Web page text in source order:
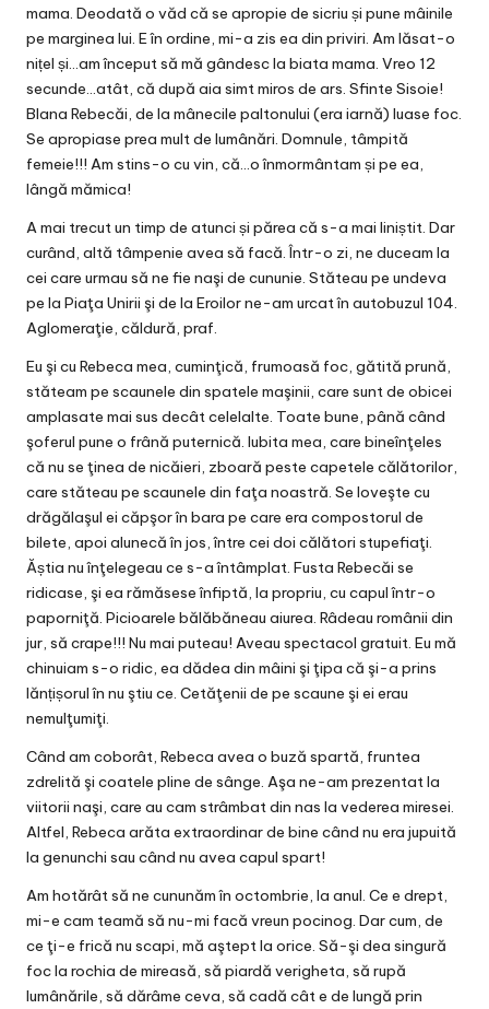
mama. Deodată o văd că se apropie de sicriu și pune mâinile
pe marginea lui. E în ordine, mi-a zis ea din priviri. Am lăsat-o
nițel și…am început să mă gândesc la biata mama. Vreo 12
secunde…atât, că după aia simt miros de ars. Sfinte Sisoie!
Blana Rebecăi, de la mânecile paltonului (era iarnă) luase foc.
Se apropiase prea mult de lumânări. Domnule, tâmpită
femeie!!! Am stins-o cu vin, că…o înmormântam și pe ea,
lângă mămica!
A mai trecut un timp de atunci și părea că s-a mai liniștit. Dar
curând, altă tâmpenie avea să facă. Într-o zi, ne duceam la
cei care urmau să ne fie naşi de cununie. Stăteau pe undeva
pe la Piaţa Unirii şi de la Eroilor ne-am urcat în autobuzul 104.
Aglomeraţie, căldură, praf.
Eu şi cu Rebeca mea, cuminţică, frumoasă foc, gătită prună,
stăteam pe scaunele din spatele maşinii, care sunt de obicei
amplasate mai sus decât celelalte. Toate bune, până când
şoferul pune o frână puternică. Iubita mea, care bineînţeles
că nu se ţinea de nicăieri, zboară peste capetele călătorilor,
care stăteau pe scaunele din faţa noastră. Se loveşte cu
drăgălaşul ei căpşor în bara pe care era compostorul de
bilete, apoi alunecă în jos, între cei doi călători stupefiaţi.
Ăștia nu înţelegeau ce s-a întâmplat. Fusta Rebecăi se
ridicase, şi ea rămăsese înfiptă, la propriu, cu capul într-o
paporniţă. Picioarele bălăbăneau aiurea. Râdeau românii din
jur, să crape!!! Nu mai puteau! Aveau spectacol gratuit. Eu mă
chinuiam s-o ridic, ea dădea din mâini şi ţipa că şi-a prins
lănțișorul în nu ştiu ce. Cetăţenii de pe scaune şi ei erau
nemulţumiţi.
Când am coborât, Rebeca avea o buză spartă, fruntea
zdrelită şi coatele pline de sânge. Aşa ne-am prezentat la
viitorii naşi, care au cam strâmbat din nas la vederea miresei.
Altfel, Rebeca arăta extraordinar de bine când nu era jupuită
la genunchi sau când nu avea capul spart!
Am hotărât să ne cununăm în octombrie, la anul. Ce e drept,
mi-e cam teamă să nu-mi facă vreun pocinog. Dar cum, de
ce ţi-e frică nu scapi, mă aştept la orice. Să-şi dea singură
foc la rochia de mireasă, să piardă verigheta, să rupă
lumânările, să dărâme ceva, să cadă cât e de lungă prin